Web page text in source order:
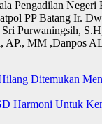
Pengadilan Negeri
PP Batang Ir.
Purwaningsih,
AP., MM ,Danpos
Ditemukan
Harmoni Untuk